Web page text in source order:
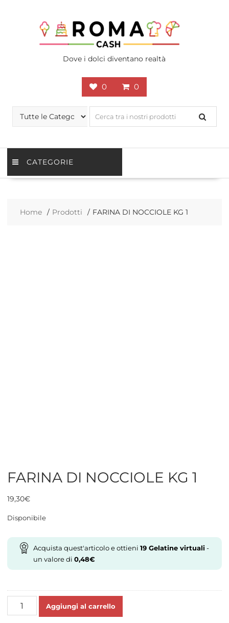
Dove i dolci diventano realtà
0 0
CATEGORIE
Home Prodotti FARINA DI NOCCIOLE KG 1
FARINA DI NOCCIOLE KG 1
19,30€
Disponibile
Acquista quest'articolo e ottieni 19Gelatine virtuali-
un valore di 0,48€
FARINA
Aggiungi al carrello